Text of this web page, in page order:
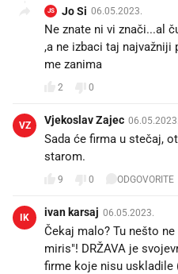
JS Jo Si 06.05.2023.
Ne znate ni vi znači...al
,a ne izbaci taj najvažniji
me zanima
2 0
VZ Vjekoslav Zajec 06.05.2023.
Sada će firma u stečaj,
starom.
9 0 ODGOVORITE
IK ivan karsaj 06.05.2023.
Čekaj malo? Tu nešto
miris"! DRŽAVA je
firme koje nisu uskladile